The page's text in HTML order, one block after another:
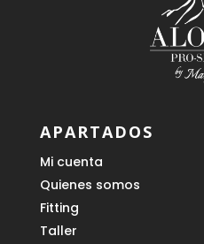
APARTADOS
Mi cuenta
Quienes somos
Fitting
Taller